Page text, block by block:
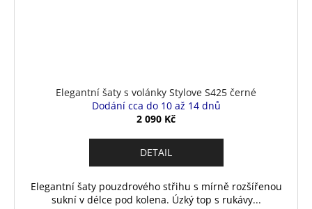
Elegantní šaty s volánky Stylove S425 černé
Dodání cca do 10 až 14 dnů
2 090 Kč
DETAIL
Elegantní šaty pouzdrového střihu s mírně rozšířenou
sukní v délce pod kolena. Úzký top s rukávy...